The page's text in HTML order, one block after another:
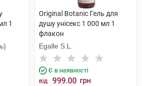
1
Original Botanic Гель для
душу унісекс 1 000 мл 1
флакон
Egalle S.L.
Є в наявності
від 999.00 грн